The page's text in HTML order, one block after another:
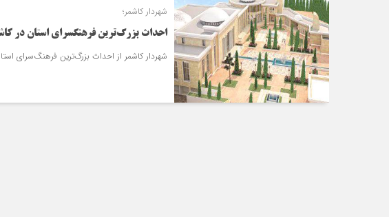
شهردار کاشمر؛
احداث بزرگ‌ترین فرهنگ‏سرای استان در
شهردار کاشمر از احداث بزرگ‌ترین فرهنگ‌سرای